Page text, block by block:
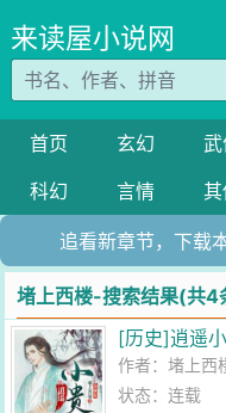
来读屋小说网
首页 玄幻
科幻
言情
追看新章节，下载
堵上西楼-搜索结果(共4
[历史]逍遥
作者：堵上西
状态：连载